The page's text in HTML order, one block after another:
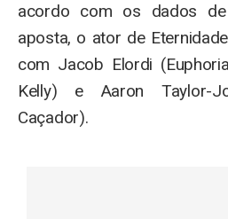
acordo com os dados
aposta, o ator de
com Jacob Elordi
Kelly) e Aaron Taylor-
Caçador).